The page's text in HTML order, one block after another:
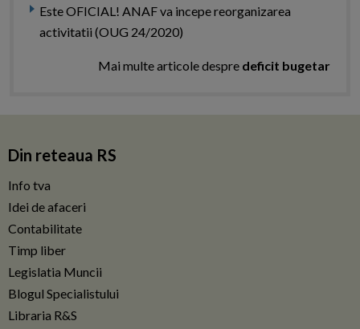
Este OFICIAL! ANAF va incepe reorganizarea
activitatii (OUG 24/2020)
Mai multe articole despre deficit bugetar
Din reteaua RS
Info tva
Idei de afaceri
Contabilitate
Timp liber
Legislatia Muncii
Blogul Specialistului
Libraria R&S